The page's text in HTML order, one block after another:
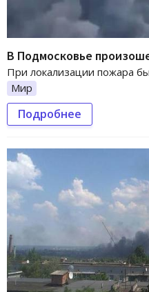
В Подмосковье
При локализации пожара
Мир
Подробнее